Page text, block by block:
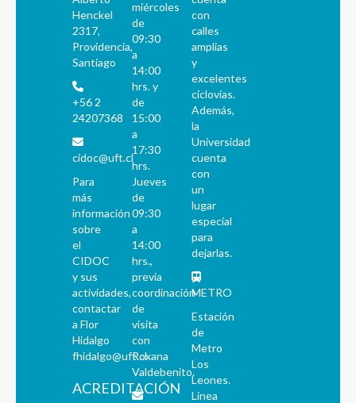
Henckel
2317,
Providencia,
Santiago
+56 2
24207368
cidoc@uft.cl
Para
más
información
sobre
el
CIDOC
y sus
actividades,
contactar
a Flor
Hidalgo
fhidalgo@uft.cl
ACREDITACIÓN
miércoles
de
09:30
a
14:00
hrs. y
de
15:00
a
17:30
hrs.
Jueves
de
09:30
a
14:00
hrs.,
previa
coordinación
de
visita
con
Roxana
Valdebenito.
con
calles
amplias
y
excelentes
ciclovías.
Además,
la
Universidad
cuenta
con
un
lugar
especial
para
dejarlas.
METRO
Estación
de
Metro
Los
Leones.
Línea